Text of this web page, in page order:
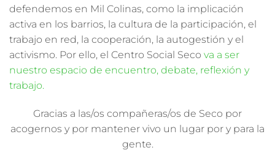
defendemos en Mil Colinas, como la implicación
activa en los barrios, la cultura de la participación, el
trabajo en red, la cooperación, la autogestión y el
activismo. Por ello, el Centro Social Seco va a ser
nuestro espacio de encuentro, debate, reflexión y
trabajo.
Gracias a las/os compañeras/os de Seco por
acogernos y por mantener vivo un lugar por y para la
gente.